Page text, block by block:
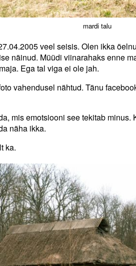
mardi talu
veel seisis. Olen ikka
näinud. Müüdi viinarahaks enne
Ega tal viga ei ole jah.
vahendusel nähtud. Tänu
mis emotsiooni see tekitab
näha ikka.
ka.